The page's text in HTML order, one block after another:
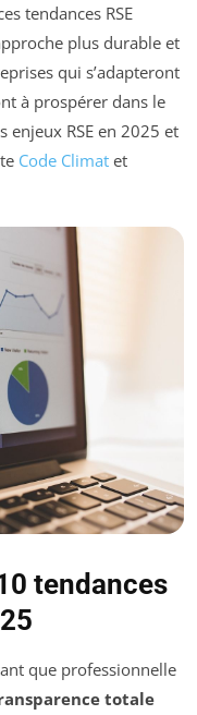
tendances RSE
plus durable et
qui s’adapteront
à prospérer dans le
RSE en 2025 et
Code Climat et
tendances
que professionnelle
totale